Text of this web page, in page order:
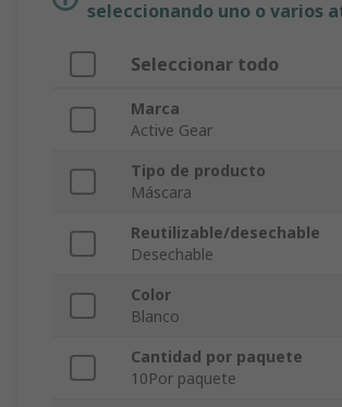
seleccionando uno o varios
Seleccionar todo
Marca
Active Gear
Tipo de producto
Máscara
Reutilizable/desechable
Desechable
Color
Blanco
Cantidad por paquete
10Por paquete